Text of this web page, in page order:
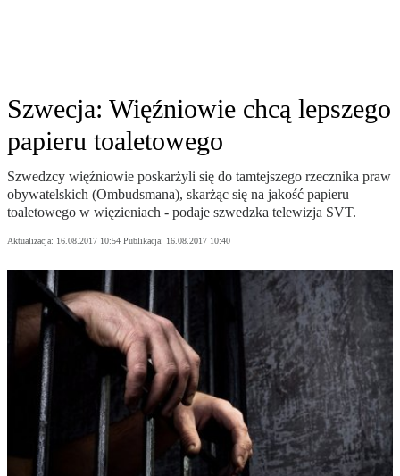
Szwecja: Więźniowie chcą lepszego
papieru toaletowego
Szwedzcy więźniowie poskarżyli się do tamtejszego rzecznika praw
obywatelskich (Ombudsmana), skarżąc się na jakość papieru
toaletowego w więzieniach - podaje szwedzka telewizja SVT.
Aktualizacja: 16.08.2017 10:54 Publikacja: 16.08.2017 10:40